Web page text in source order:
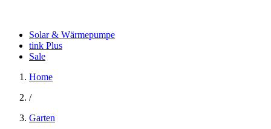
Solar & Wärmepumpe
tink Plus
Sale
Home
/
Garten